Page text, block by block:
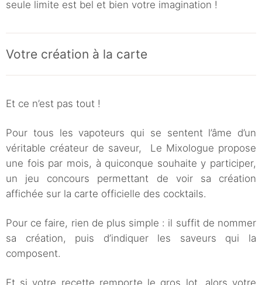
seule limite est bel et bien votre imagination !
Votre création à la carte
Et ce n’est pas tout !
Pour tous les vapoteurs qui se sentent l’âme d’un
véritable créateur de saveur, Le Mixologue propose
une fois par mois, à quiconque souhaite y participer,
un jeu concours permettant de voir sa création
affichée sur la carte officielle des cocktails.
Pour ce faire, rien de plus simple : il suffit de nommer
sa création, puis d’indiquer les saveurs qui la
composent.
Et si votre recette remporte le gros lot, alors votre